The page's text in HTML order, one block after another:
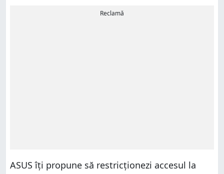
Reclamă
ASUS îți propune să restricționezi accesul la